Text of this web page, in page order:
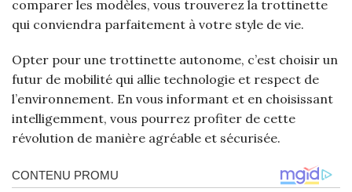
comparer les modèles, vous trouverez la trottinette
qui conviendra parfaitement à votre style de vie.
Opter pour une trottinette autonome, c’est choisir un
futur de mobilité qui allie technologie et respect de
l’environnement. En vous informant et en choisissant
intelligemment, vous pourrez profiter de cette
révolution de manière agréable et sécurisée.